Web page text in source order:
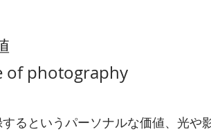
of photography
るというパーソナルな価値、光や